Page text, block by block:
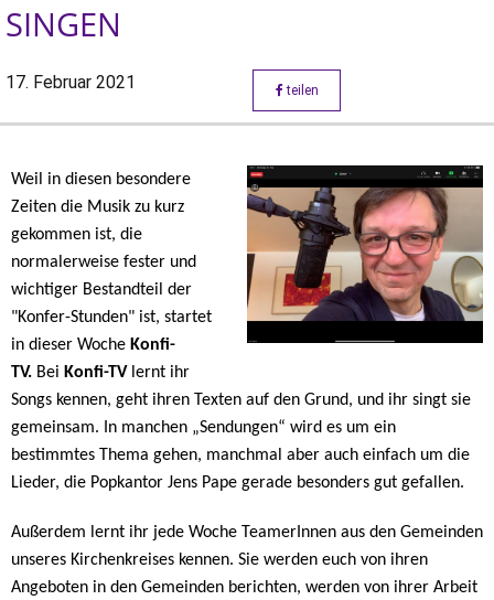
SINGEN
17. Februar 2021 teilen
Weil in diesen besondere
Zeiten die Musik zu kurz
gekommen ist, die
normalerweise fester und
wichtiger Bestandteil der
"Konfer-Stunden" ist, startet
in dieser Woche Konfi-
TV. Bei Konfi-TV lernt ihr
Songs kennen, geht ihren Texten auf den Grund, und ihr singt sie
gemeinsam. In manchen „Sendungen“ wird es um ein
bestimmtes Thema gehen, manchmal aber auch einfach um die
Lieder, die Popkantor Jens Pape gerade besonders gut gefallen.
Außerdem lernt ihr jede Woche TeamerInnen aus den Gemeinden
unseres Kirchenkreises kennen. Sie werden euch von ihren
Angeboten in den Gemeinden berichten, werden von ihrer Arbeit